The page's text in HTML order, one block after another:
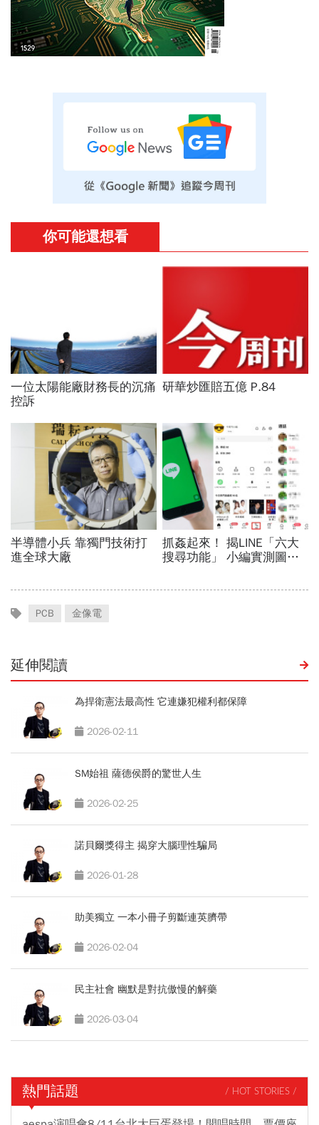
PCB 金像電
延伸閱讀
為捍衛憲法最高性 它連嫌犯權利都保障
2026-02-11
SM始祖 薩德侯爵的驚世人生
2026-02-25
諾貝爾獎得主 揭穿大腦理性騙局
2026-01-28
助美獨立 一本小冊子剪斷連英臍帶
2026-02-04
民主社會 幽默是對抗傲慢的解藥
2026-03-04
熱門話題 / HOT STORIES /